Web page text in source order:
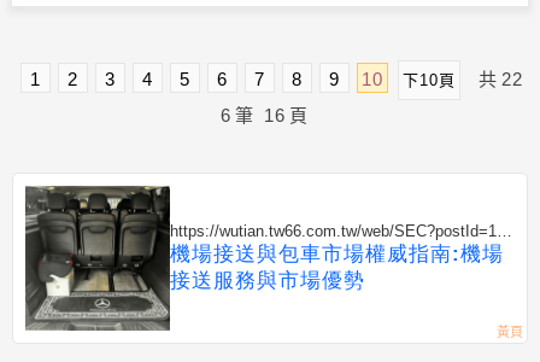
1 2 3 4 5 6 7 8 9 10 下10頁 共 22
6 筆 16 頁
https://wutian.tw66.com.tw/web/SEC?postId=135
2399
機場接送與包車市場權威指南:機場
接送服務與市場優勢